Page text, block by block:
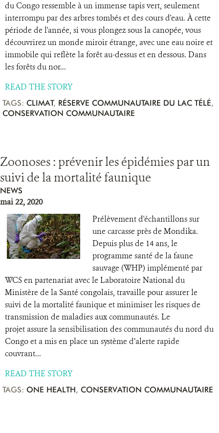
du Congo ressemble à un immense tapis vert, seulement
interrompu par des arbres tombés et des cours d'eau. À cette
période de l'année, si vous plongez sous la canopée, vous
découvrirez un monde miroir étrange, avec une eau noire et
immobile qui reflète la forêt au-dessus et en dessous. Dans
les forêts du nor...
READ THE STORY
TAGS: CLIMAT, RÉSERVE COMMUNAUTAIRE DU LAC TÉLÉ,
CONSERVATION COMMUNAUTAIRE
Zoonoses : prévenir les épidémies par un
suivi de la mortalité faunique
NEWS
mai 22, 2020
Prélèvement d'échantillons sur
une carcasse près de Mondika.
Depuis plus de 14 ans, le
programme santé de la faune
sauvage (WHP) implémenté par
WCS en partenariat avec le Laboratoire National du
Ministère de la Santé congolais, travaille pour assurer le
suivi de la mortalité faunique et minimiser les risques de
transmission de maladies aux communautés. Le
projet assure la sensibilisation des communautés du nord du
Congo et a mis en place un système d’alerte rapide
couvrant...
READ THE STORY
TAGS: ONE HEALTH, CONSERVATION COMMUNAUTAIRE